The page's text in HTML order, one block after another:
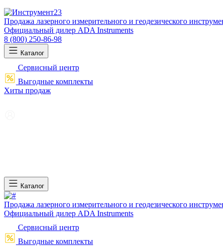
Продажа лазерного измерительного и геодезического
Официальный дилер ADA Instruments
8 (800) 250-86-98
Каталог
Сервисный центр
Выгодные комплекты
Хиты продаж
Каталог
Продажа лазерного измерительного и геодезического
Официальный дилер ADA Instruments
Сервисный центр
Выгодные комплекты